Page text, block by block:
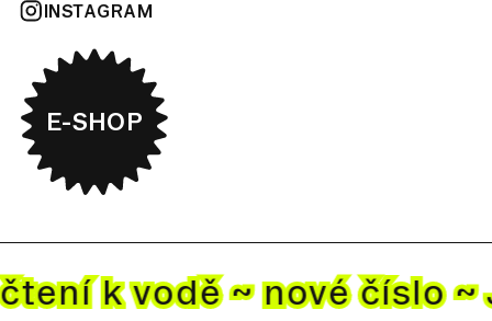
INSTAGRAM
E-SHOP
čtení k vodě ~ novéčíslo ~